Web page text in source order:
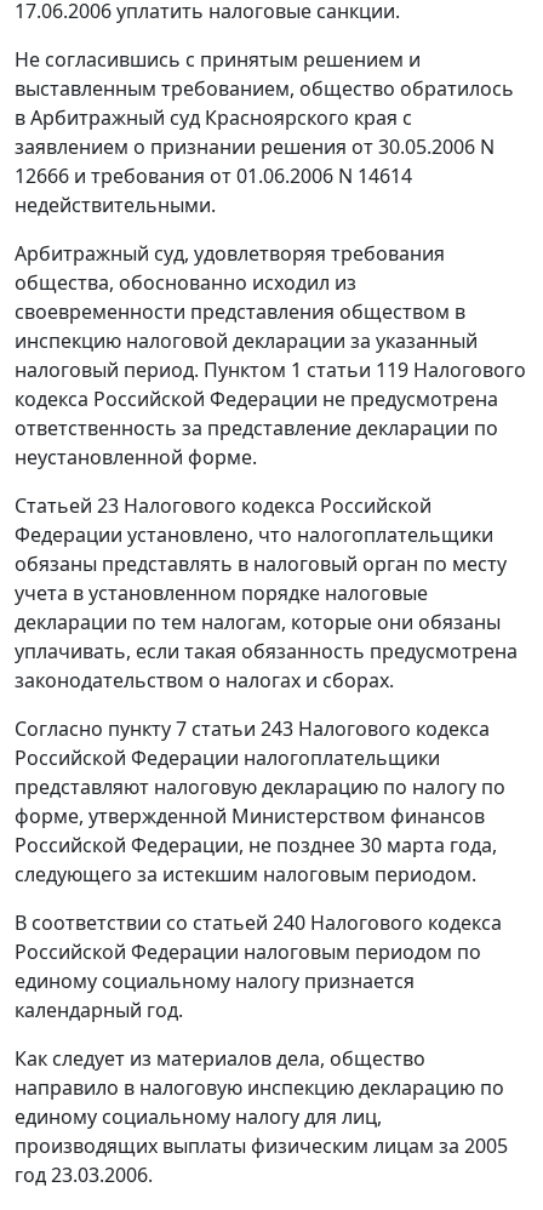
17.06.2006 уплатить налоговые санкции.
Не согласившись с принятым решением и
выставленным требованием, общество обратилось
в Арбитражный суд Красноярского края с
заявлением о признании решения от 30.05.2006 N
12666 и требования от 01.06.2006 N 14614
недействительными.
Арбитражный суд, удовлетворяя требования
общества, обоснованно исходил из
своевременности представления обществом в
инспекцию налоговой декларации за указанный
налоговый период. Пунктом 1 статьи 119 Налогового
кодекса Российской Федерации не предусмотрена
ответственность за представление декларации по
неустановленной форме.
Статьей 23 Налогового кодекса Российской
Федерации установлено, что налогоплательщики
обязаны представлять в налоговый орган по месту
учета в установленном порядке налоговые
декларации по тем налогам, которые они обязаны
уплачивать, если такая обязанность предусмотрена
законодательством о налогах и сборах.
Согласно пункту 7 статьи 243 Налогового кодекса
Российской Федерации налогоплательщики
представляют налоговую декларацию по налогу по
форме, утвержденной Министерством финансов
Российской Федерации, не позднее 30 марта года,
следующего за истекшим налоговым периодом.
В соответствии со статьей 240 Налогового кодекса
Российской Федерации налоговым периодом по
единому социальному налогу признается
календарный год.
Как следует из материалов дела, общество
направило в налоговую инспекцию декларацию по
единому социальному налогу для лиц,
производящих выплаты физическим лицам за 2005
год 23.03.2006.